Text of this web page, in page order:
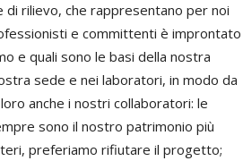
rilievo, che rappresentano per noi
e committenti è improntato
e quali sono le basi della nostra
sede e nei laboratori, in modo da
anche i nostri collaboratori: le
sono il nostro patrimonio più
preferiamo rifiutare il progetto;